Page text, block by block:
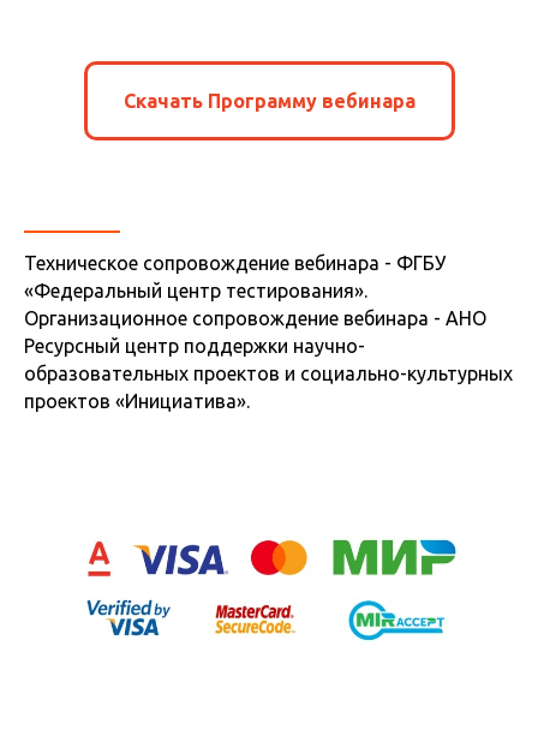
Скачать Программу вебинара
Техническое сопровождение вебинара - ФГБУ
«Федеральный центр тестирования».
Организационное сопровождение вебинара - АНО
Ресурсный центр поддержки научно-
образовательных проектов и социально-культурных
проектов «Инициатива».